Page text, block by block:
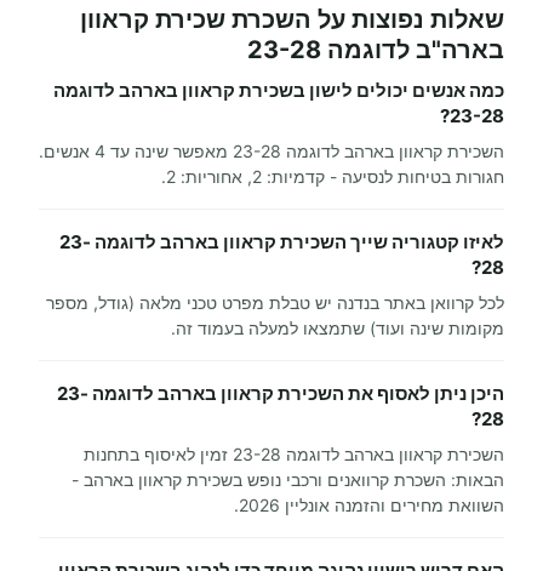
שאלות נפוצות על השכרת שכירת קראוון
בארה"ב לדוגמה 23-28
כמה אנשים יכולים לישון בשכירת קראוון בארהב לדוגמה
23-28?
השכירת קראוון בארהב לדוגמה 23-28 מאפשר שינה עד 4 אנשים.
חגורות בטיחות לנסיעה - קדמיות: 2, אחוריות: 2.
לאיזו קטגוריה שייך השכירת קראוון בארהב לדוגמה 23-
28?
לכל קרוואן באתר בנדנה יש טבלת מפרט טכני מלאה (גודל, מספר
מקומות שינה ועוד) שתמצאו למעלה בעמוד זה.
היכן ניתן לאסוף את השכירת קראוון בארהב לדוגמה 23-
28?
השכירת קראוון בארהב לדוגמה 23-28 זמין לאיסוף בתחנות
הבאות: השכרת קרוואנים ורכבי נופש בשכירת קראוון בארהב -
השוואת מחירים והזמנה אונליין 2026.